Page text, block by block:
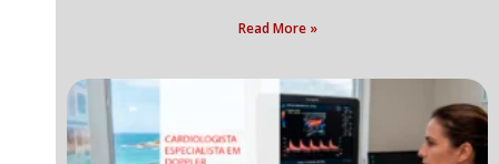
Read More »